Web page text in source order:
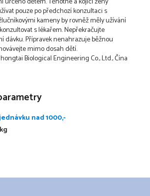
pouze po předchozí konzultaci s
kameny by rovněž měly užívání
s lékařem. Nepřekračujte
dávku. Přípravek nenahrazuje běžnou
mimo dosah dětí.
Biological Engineering Co., Ltd., Čína
nad 1000,-